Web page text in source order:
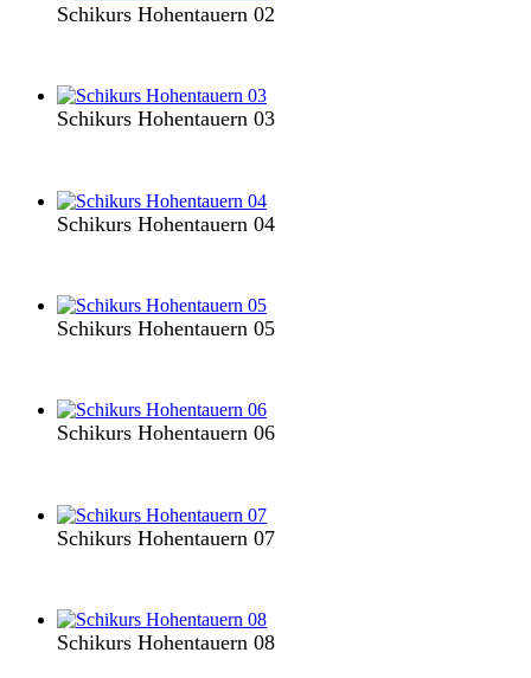
Schikurs Hohentauern 02
Schikurs Hohentauern 03
Schikurs Hohentauern 04
Schikurs Hohentauern 05
Schikurs Hohentauern 06
Schikurs Hohentauern 07
Schikurs Hohentauern 08